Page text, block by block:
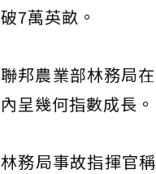
破7萬英畝。
聯邦農業部林務局
內呈幾何指數成長。
林務局事故指揮官